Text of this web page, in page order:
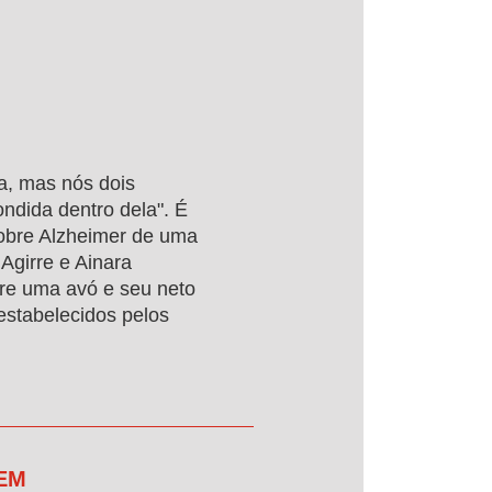
mas nós dois
dentro dela". É
Alzheimer de uma
e Ainara
uma avó e seu neto
pelos